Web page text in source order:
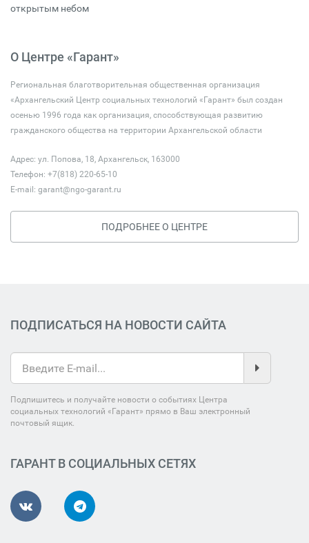
открытым небом
О Центре «Гарант»
Региональная благотворительная общественная организация
«Архангельский Центр социальных технологий «Гарант» был создан
осенью 1996 года как организация, способствующая развитию
гражданского общества на территории Архангельской области
Адрес: ул. Попова, 18, Архангельск, 163000
Телефон: +7(818) 220-65-10
E-mail: garant@ngo-garant.ru
ПОДРОБНЕЕ О ЦЕНТРЕ
ПОДПИСАТЬСЯ НА НОВОСТИ САЙТА
Подпишитесь и получайте новости о событиях Центра
социальных технологий «Гарант» прямо в Ваш электронный
почтовый ящик.
ГАРАНТ В СОЦИАЛЬНЫХ СЕТЯХ